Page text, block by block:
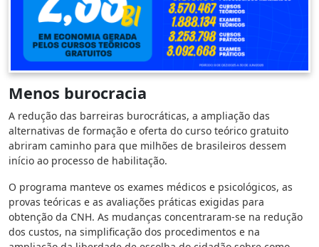
Menos burocracia
A redução das barreiras burocráticas, a ampliação das
alternativas de formação e oferta do curso teórico gratuito
abriram caminho para que milhões de brasileiros dessem
início ao processo de habilitação.
O programa manteve os exames médicos e psicológicos, as
provas teóricas e as avaliações práticas exigidas para
obtenção da CNH. As mudanças concentraram-se na redução
dos custos, na simplificação dos procedimentos e na